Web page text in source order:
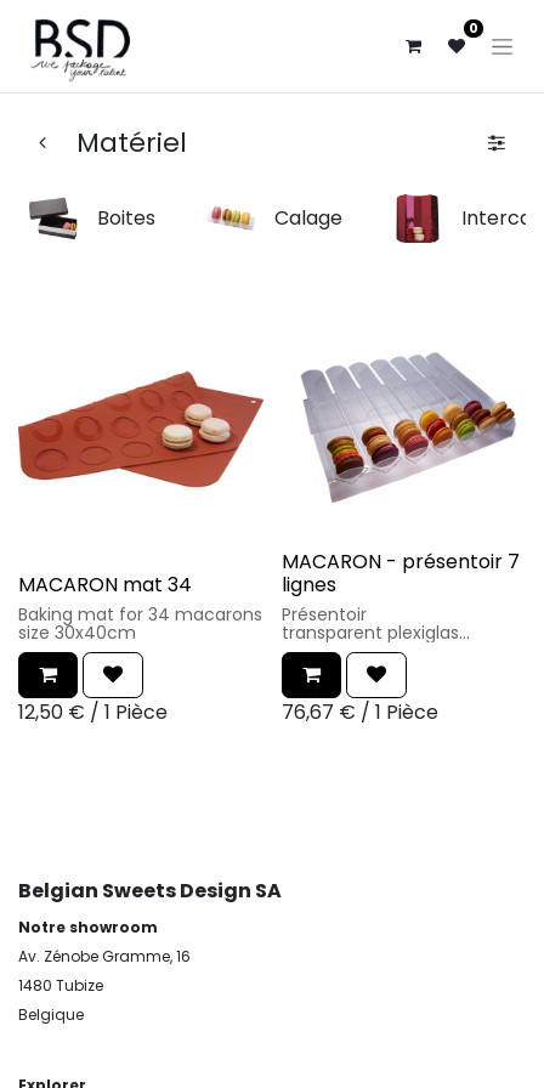
0
Matériel
Boites Calage
MACARON mat 34
Baking mat for 34 macarons
size 30x40cm
12,50 € / 1 Pièce
MACARON - présentoir 7
lignes
Présentoir
transparent plexiglas
Taille de l'article :
46x33xh.14.5cm
76,67 € / 1 Pièce
Belgian Sweets Design SA
Notre showroom
Av. Zénobe Gramme, 16
1480 Tubize
Belgique